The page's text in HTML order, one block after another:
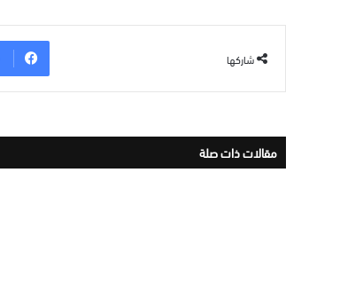
شاركها
مقالات ذات صلة